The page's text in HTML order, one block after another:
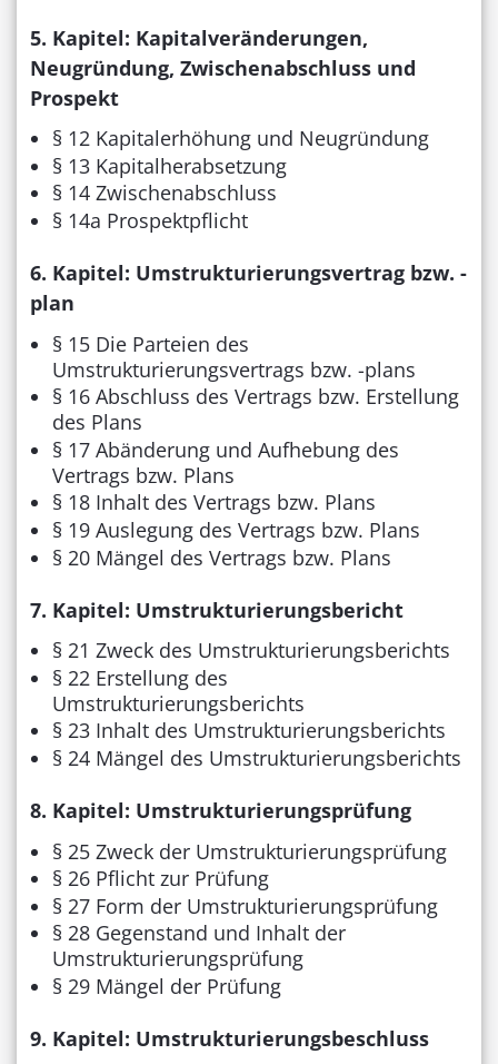
5. Kapitel: Kapitalveränderungen,
Neugründung, Zwischenabschluss und
Prospekt
§ 12 Kapitalerhöhung und Neugründung
§ 13 Kapitalherabsetzung
§ 14 Zwischenabschluss
§ 14a Prospektpflicht
6. Kapitel: Umstrukturierungsvertrag bzw. -
plan
§ 15 Die Parteien des
Umstrukturierungsvertrags bzw. -plans
§ 16 Abschluss des Vertrags bzw. Erstellung
des Plans
§ 17 Abänderung und Aufhebung des
Vertrags bzw. Plans
§ 18 Inhalt des Vertrags bzw. Plans
§ 19 Auslegung des Vertrags bzw. Plans
§ 20 Mängel des Vertrags bzw. Plans
7. Kapitel: Umstrukturierungsbericht
§ 21 Zweck des Umstrukturierungsberichts
§ 22 Erstellung des
Umstrukturierungsberichts
§ 23 Inhalt des Umstrukturierungsberichts
§ 24 Mängel des Umstrukturierungsberichts
8. Kapitel: Umstrukturierungsprüfung
§ 25 Zweck der Umstrukturierungsprüfung
§ 26 Pflicht zur Prüfung
§ 27 Form der Umstrukturierungsprüfung
§ 28 Gegenstand und Inhalt der
Umstrukturierungsprüfung
§ 29 Mängel der Prüfung
9. Kapitel: Umstrukturierungsbeschluss